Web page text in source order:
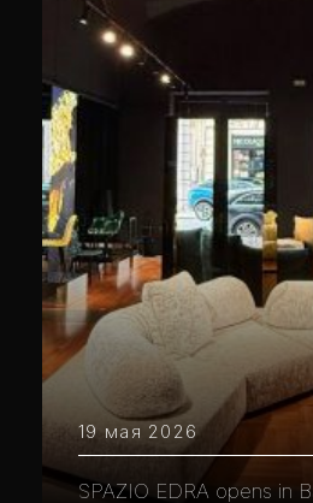
19 мая 2026
SPAZIO EDRA opens in